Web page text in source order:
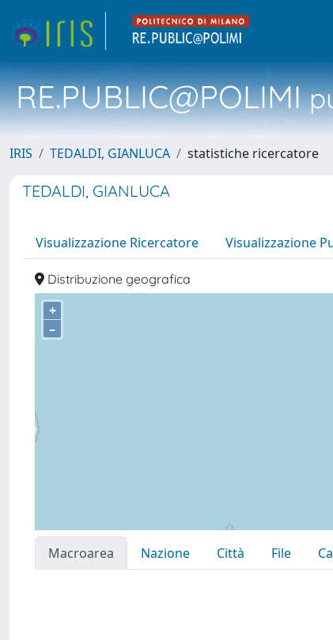
RE.PUBLIC@POLIMI
IRIS TEDALDI, GIANLUCA statistiche ricercatore
TEDALDI, GIANLUCA
Visualizzazione Ricercatore Visualizzazione
Distribuzione geografica
+
–
Macroarea Nazione Città File